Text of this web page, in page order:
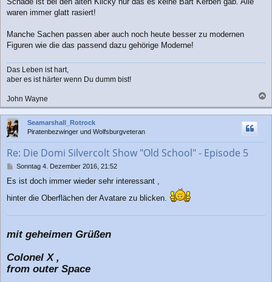
i
t
a
waren immer glatt rasiert!
Manche Sachen passen aber auch noch heute besser zu modernen
Figuren wie die das passend dazu gehörige Moderne!
Das Leben ist hart,
aber es ist härter wenn Du dumm bist!
John Wayne
a
c
Seamarshall_Rotrock
Piratenbezwinger und Wolfsburgveteran
Re: Die Domi Silvercolt Show "Old School" - Episode 5
B
i
r
Sonntag 4. Dezember 2016, 21:52
Es ist doch immer wieder sehr interessant ,
hinter die Oberflächen der Avatare zu blicken.
mit geheimen Grüßen
Colonel X ,
from outer Space